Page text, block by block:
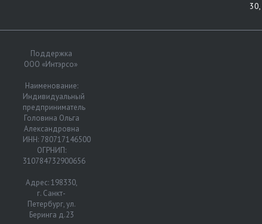
Поддержка
ООО «Интэрсо»
Наименование:
Индивидуальный
предприниматель
Головина Ольга
Александровна
ИНН: 780717146500
ОГРНИП:
310784732900656
Адрес: 198330,
г. Санкт-
Петербург, ул.
Беринга д.23